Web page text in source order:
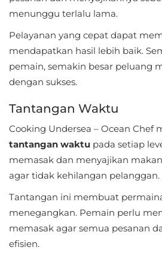
&
Drink
Health
&
Fitness
House
Libraries
&
Demo
menunggu terlalu lama.
Pelayanan yang cepat dapat
mendapatkan hasil lebih baik.
pemain, semakin besar peluang
dengan sukses.
Tantangan Waktu
Cooking Undersea – Ocean Chef
tantangan waktu pada setiap
memasak dan menyajikan
agar tidak kehilangan pelanggan.
Tantangan ini membuat
menegangkan. Pemain perlu
memasak agar semua pesanan
efisien.